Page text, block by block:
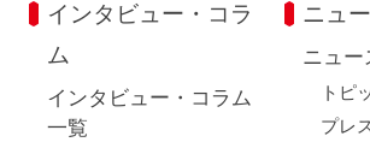
インタビュー・コラ
ム
インタビュー・コラム
一覧
ニュ
ニュー
トピ
プレ